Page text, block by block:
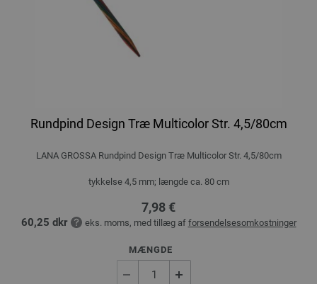
Rundpind Design Træ Multicolor Str. 4,5/80cm
LANA GROSSA Rundpind Design Træ Multicolor Str. 4,5/80cm
tykkelse 4,5 mm; længde ca. 80 cm
7,98 €
60,25 dkr eks. moms, med tillæg af forsendelsesomkostninger
MÆNGDE